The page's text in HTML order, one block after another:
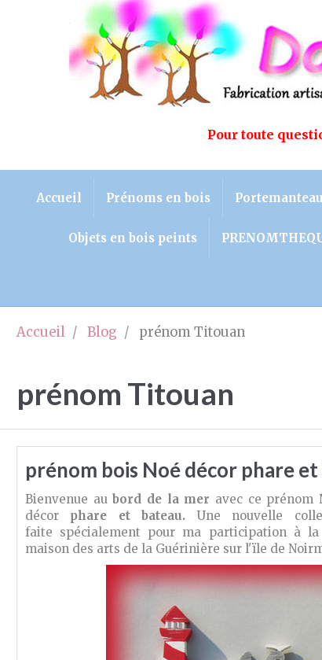
Pour toute
Accueil Prénoms en bois
Objets en bois peints
Accueil Blog prénom Titouan
prénom Titouan
prénom bois Noé décor phare
Bienvenue aubord de la mer avec ce prénom
décor phare et bateau. Une nouvelle
faite spécialement pour ma participation à
maison des arts de la Guérinière sur l'ïle de